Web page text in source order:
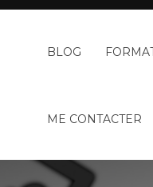
BLOG
ME CONTACTER